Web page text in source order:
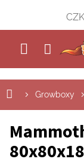
obsah
CZK
Growboxy